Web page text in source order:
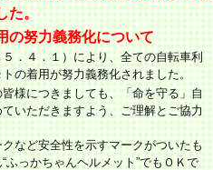
た。
の努力義務化について
．４．１）により、全ての自転車利
の着用が努力義務化されました。
様につきましても、「命を守る」自
いただきますよう、ご理解とご協力
など安全性を示すマークがついたも
ふっかちゃんヘルメット”でもＯＫで